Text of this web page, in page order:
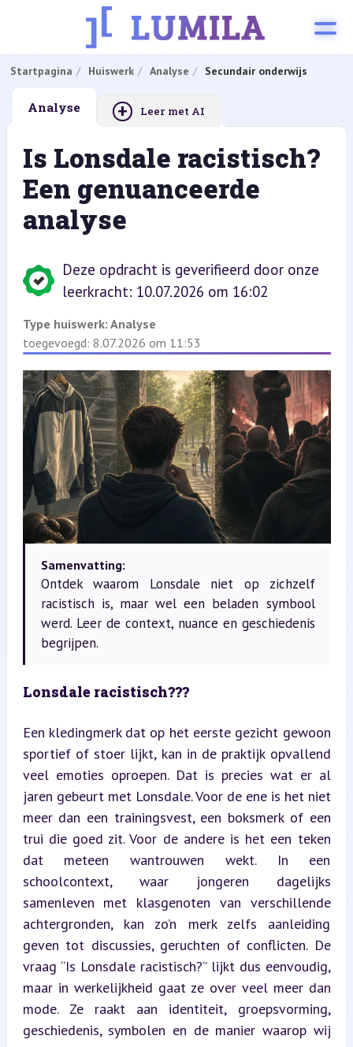
Startpagina Huiswerk Analyse Secundair onderwijs
Analyse + Leer met AI
Is Lonsdale racistisch?
Een genuanceerde
analyse
Deze opdracht is geverifieerd door onze
leerkracht: 10.07.2026 om 16:02
Type huiswerk: Analyse
toegevoegd: 8.07.2026 om 11:53
Samenvatting:
Ontdek waarom Lonsdale niet op zichzelf
racistisch is, maar wel een beladen symbool
werd. Leer de context, nuance en geschiedenis
begrijpen.
Lonsdale racistisch???
Een kledingmerk dat op het eerste gezicht gewoon
sportief of stoer lijkt, kan in de praktijk opvallend
veel emoties oproepen. Dat is precies wat er al
jaren gebeurt met Lonsdale. Voor de ene is het niet
meer dan een trainingsvest, een boksmerk of een
trui die goed zit. Voor de andere is het een teken
dat meteen wantrouwen wekt. In een
schoolcontext, waar jongeren dagelijks
samenleven met klasgenoten van verschillende
achtergronden, kan zo’n merk zelfs aanleiding
geven tot discussies, geruchten of conflicten. De
vraag “Is Lonsdale racistisch?” lijkt dus eenvoudig,
maar in werkelijkheid gaat ze over veel meer dan
mode. Ze raakt aan identiteit, groepsvorming,
geschiedenis, symbolen en de manier waarop wij